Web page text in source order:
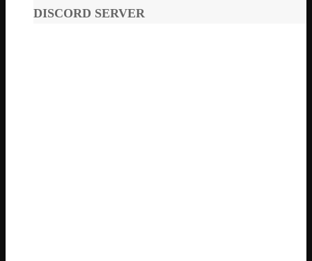
DISCORD SERVER